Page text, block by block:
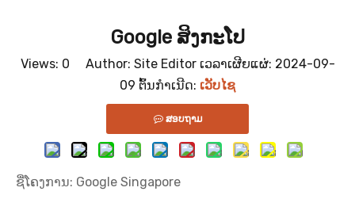
Google ສິງກະໂປ
Views: 0 Author: Site Editor ເວລາເຜີຍແຜ່: 2024-09-
09 ຕົ້ນກໍາເນີດ: ເວັບໄຊ
ສອບຖາມ
ຊື່ໂຄງການ: Google Singapore